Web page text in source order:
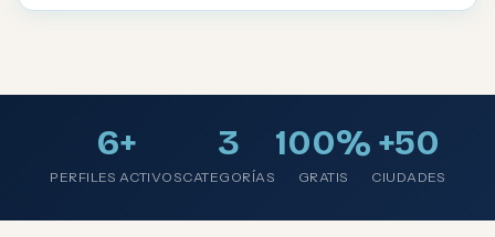
6+
PERFILES ACTIVOS
3
CATEGORÍAS
100%
GRATIS
+50
CIUDADES